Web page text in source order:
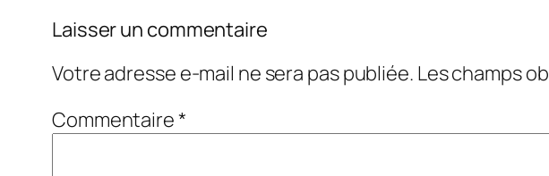
Laisser un commentaire
Votre adresse e-mail ne sera pas publiée. Les champs
Commentaire*